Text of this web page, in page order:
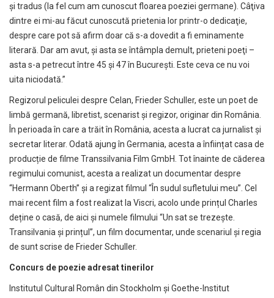
şi tradus (la fel cum am cunoscut floarea poeziei germane). Câţiva
dintre ei mi-au făcut cunoscută prietenia lor printr-o dedicaţie,
despre care pot să afirm doar că s-a dovedit a fi eminamente
literară. Dar am avut, şi asta se întâmpla demult, prieteni poeţi –
asta s-a petrecut între 45 şi 47 în Bucureşti. Este ceva ce nu voi
uita niciodată.”
Regizorul peliculei despre Celan, Frieder Schuller, este un poet de
limbă germană, libretist, scenarist și regizor, originar din România.
În perioada în care a trăit în România, acesta a lucrat ca jurnalist și
secretar literar. Odată ajung în Germania, acesta a înființat casa de
producție de filme Transsilvania Film GmbH. Tot înainte de căderea
regimului comunist, acesta a realizat un documentar despre
“Hermann Oberth” și a regizat filmul “În sudul sufletului meu”. Cel
mai recent film a fost realizat la Viscri, acolo unde prințul Charles
deține o casă, de aici și numele filmului “Un sat se trezește.
Transilvania și prințul”, un film documentar, unde scenariul și regia
de sunt scrise de Frieder Schuller.
Concurs de poezie adresat tinerilor
Institutul Cultural Român din Stockholm și Goethe-Institut